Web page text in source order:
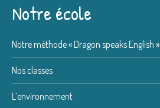
Notre école
Notre méthode « Dragon speaks English »
Nos classes
L’environnement